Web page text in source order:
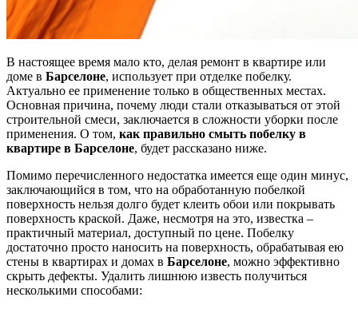
В настоящее время мало кто, делая ремонт в квартире или
доме в Барселоне, использует при отделке побелку.
Актуально ее применение только в общественных местах.
Основная причина, почему люди стали отказываться от этой
строительной смеси, заключается в сложности уборки после
применения. О том, как правильно смыть побелку в
квартире в Барселоне, будет рассказано ниже.
Помимо перечисленного недостатка имеется еще один минус,
заключающийся в том, что на обработанную побелкой
поверхность нельзя долго будет клеить обои или покрывать
поверхность краской. Даже, несмотря на это, известка –
практичный материал, доступный по цене. Побелку
достаточно просто наносить на поверхность, обрабатывая ею
стены в квартирах и домах в Барселоне, можно эффективно
скрыть дефекты. Удалить лишнюю известь получиться
несколькими способами: